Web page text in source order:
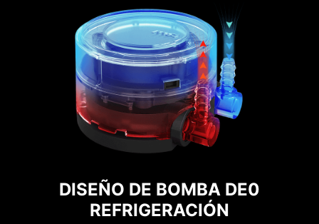
DISEÑO DE BOMBA DE0
REFRIGERACIÓN